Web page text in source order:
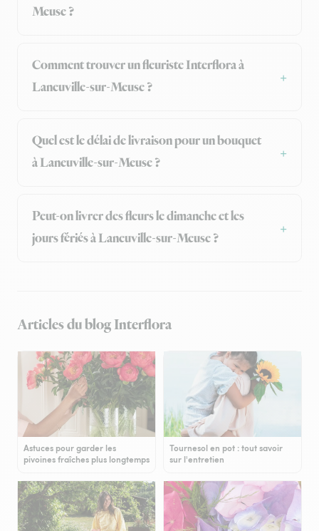
Meuse ?
Comment trouver un fleuriste Interflora à
Laneuville-sur-Meuse ?
Quel est le délai de livraison pour un bouquet
à Laneuville-sur-Meuse ?
Peut-on livrer des fleurs le dimanche et les
jours fériés à Laneuville-sur-Meuse ?
Articles du blog Interflora
Astuces pour garder les
pivoines fraîches plus longtemps
Tournesol en pot : tout savoir
sur l'entretien